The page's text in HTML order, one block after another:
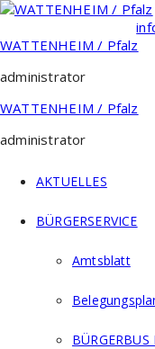
Zum
springen
WATTENHEIM / Pfalz
administrator
WATTENHEIM / Pfalz
administrator
AKTUELLES
BÜRGERSERVICE
Amtsblatt